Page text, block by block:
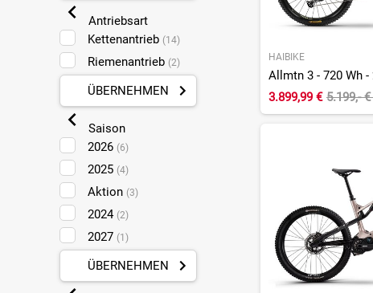
Antriebsart
Kettenantrieb (14)
Riemenantrieb (2)
ÜBERNEHMEN
Saison
2026 (6)
2025 (4)
Aktion (3)
2024 (2)
2027 (1)
ÜBERNEHMEN
HAIBIKE
Allmtn 3 - 720 Wh
3.899,99 € 5.199,- €